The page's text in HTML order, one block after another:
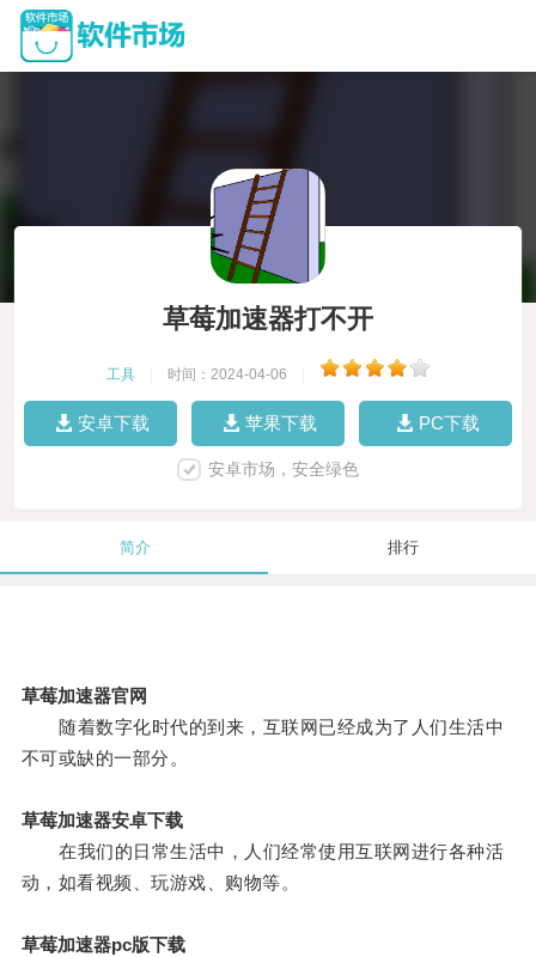
草莓加速器打不开
工具 时间：2024-04-06
安卓下载 苹果下载 PC下载
安卓市场，安全绿色
简介 排行
草莓加速器官网
随着数字化时代的到来，互联网已经成为了人们生活中
不可或缺的一部分。
草莓加速器安卓下载
在我们的日常生活中，人们经常使用互联网进行各种活
动，如看视频、玩游戏、购物等。
草莓加速器pc版下载